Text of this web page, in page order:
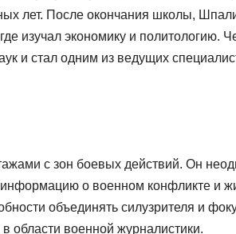
лет. После окончания школы,
изучал экономику и политологию.
и стал одним из ведущих
с зон боевых действий. Он
информацию о военном конфликте и
объединять силузрителя и
области военной журналистики.